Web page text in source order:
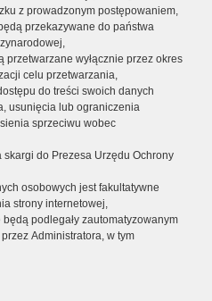
z prowadzonym postępowaniem,
przekazywane do państwa
wyłącznie przez okres
celu przetwarzania,
do treści swoich danych
usunięcia lub ograniczenia
sprzeciwu wobec
do Prezesa Urzędu Ochrony
osobowych jest fakultatywne
strony internetowej,
podlegały zautomatyzowanym
Administratora, w tym